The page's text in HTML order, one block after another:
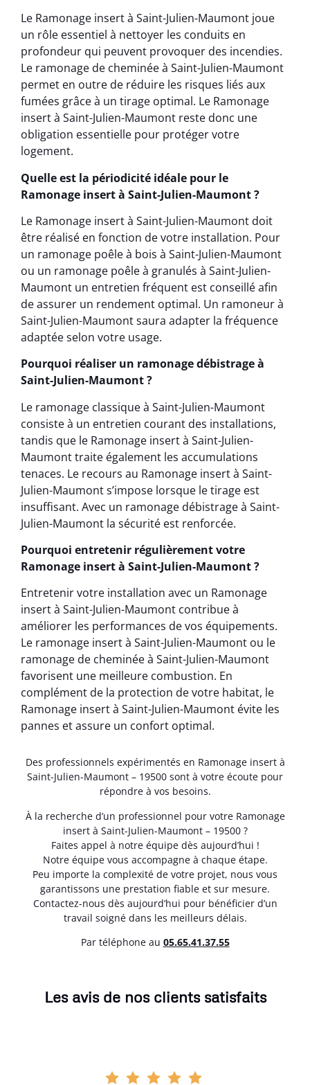
Le Ramonage insert à Saint-Julien-Maumont joue
un rôle essentiel à nettoyer les conduits en
profondeur qui peuvent provoquer des incendies.
Le ramonage de cheminée à Saint-Julien-Maumont
permet en outre de réduire les risques liés aux
fumées grâce à un tirage optimal. Le Ramonage
insert à Saint-Julien-Maumont reste donc une
obligation essentielle pour protéger votre
logement.
Quelle est la périodicité idéale pour le
Ramonage insert à Saint-Julien-Maumont ?
Le Ramonage insert à Saint-Julien-Maumont doit
être réalisé en fonction de votre installation. Pour
un ramonage poêle à bois à Saint-Julien-Maumont
ou un ramonage poêle à granulés à Saint-Julien-
Maumont un entretien fréquent est conseillé afin
de assurer un rendement optimal. Un ramoneur à
Saint-Julien-Maumont saura adapter la fréquence
adaptée selon votre usage.
Pourquoi réaliser un ramonage débistrage à
Saint-Julien-Maumont ?
Le ramonage classique à Saint-Julien-Maumont
consiste à un entretien courant des installations,
tandis que le Ramonage insert à Saint-Julien-
Maumont traite également les accumulations
tenaces. Le recours au Ramonage insert à Saint-
Julien-Maumont s’impose lorsque le tirage est
insuffisant. Avec un ramonage débistrage à Saint-
Julien-Maumont la sécurité est renforcée.
Pourquoi entretenir régulièrement votre
Ramonage insert à Saint-Julien-Maumont ?
Entretenir votre installation avec un Ramonage
insert à Saint-Julien-Maumont contribue à
améliorer les performances de vos équipements.
Le ramonage insert à Saint-Julien-Maumont ou le
ramonage de cheminée à Saint-Julien-Maumont
favorisent une meilleure combustion. En
complément de la protection de votre habitat, le
Ramonage insert à Saint-Julien-Maumont évite les
pannes et assure un confort optimal.
Des professionnels expérimentés en Ramonage insert à
Saint-Julien-Maumont – 19500 sont à votre écoute pour
répondre à vos besoins.
À la recherche d’un professionnel pour votre Ramonage
insert à Saint-Julien-Maumont – 19500 ?
Faites appel à notre équipe dès aujourd’hui !
Notre équipe vous accompagne à chaque étape.
Peu importe la complexité de votre projet, nous vous
garantissons une prestation fiable et sur mesure.
Contactez-nous dès aujourd’hui pour bénéficier d’un
travail soigné dans les meilleurs délais.
Par téléphone au 05.65.41.37.55
Les avis de nos clients satisfaits